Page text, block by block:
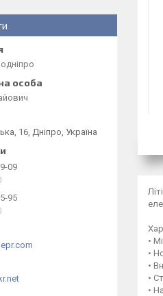
•
•
•
•
•
16, Дніпро, Україна
09
95